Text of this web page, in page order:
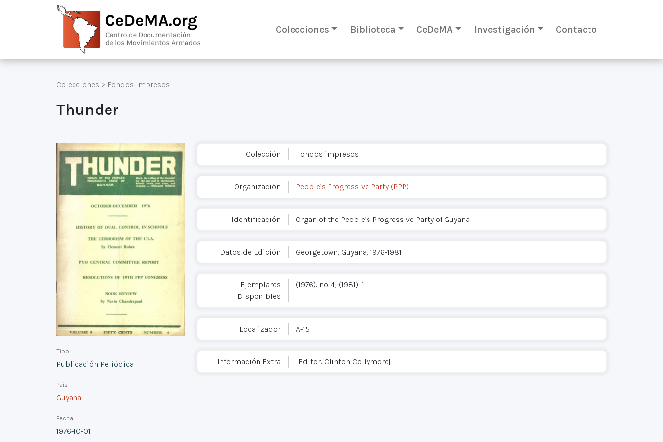
Colecciones Biblioteca CeDeMA Investigación Contacto
Colecciones > Fondos Impresos
Thunder
Tipo
Publicación Periódica
País
Guyana
Fecha
1976-10-01
Colección Fondos impresos
Organización People’s Progressive Party (PPP)
Identificación Organ of the People’s Progressive Party of Guyana
Datos de Edición Georgetown, Guyana, 1976-1981.
Ejemplares
Disponibles
(1976): no. 4; (1981): 1
Localizador A-15
Información Extra [Editor: Clinton Collymore]